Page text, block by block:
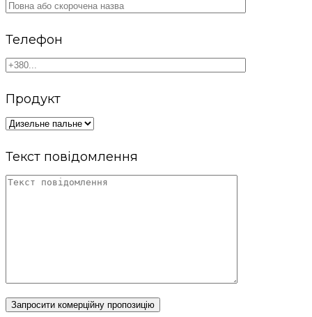
Телефон
Продукт
Текст повідомлення
Запросити комерційну пропозицію